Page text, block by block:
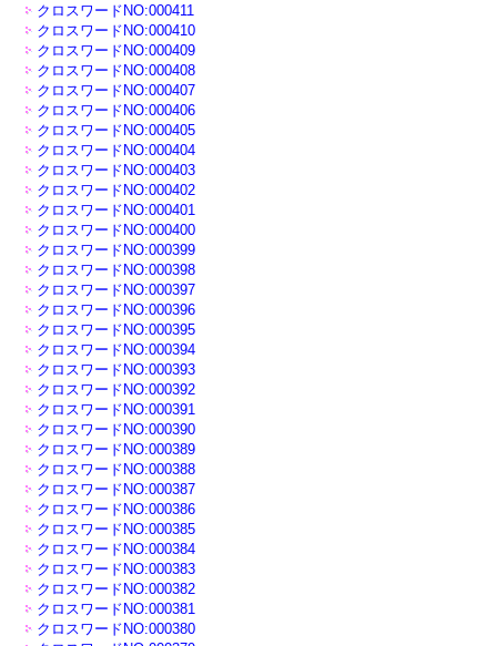
クロスワードNO:000411
クロスワードNO:000410
クロスワードNO:000409
クロスワードNO:000408
クロスワードNO:000407
クロスワードNO:000406
クロスワードNO:000405
クロスワードNO:000404
クロスワードNO:000403
クロスワードNO:000402
クロスワードNO:000401
クロスワードNO:000400
クロスワードNO:000399
クロスワードNO:000398
クロスワードNO:000397
クロスワードNO:000396
クロスワードNO:000395
クロスワードNO:000394
クロスワードNO:000393
クロスワードNO:000392
クロスワードNO:000391
クロスワードNO:000390
クロスワードNO:000389
クロスワードNO:000388
クロスワードNO:000387
クロスワードNO:000386
クロスワードNO:000385
クロスワードNO:000384
クロスワードNO:000383
クロスワードNO:000382
クロスワードNO:000381
クロスワードNO:000380